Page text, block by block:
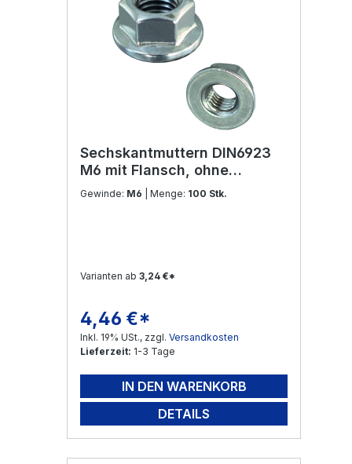
Sechskantmuttern DIN6923
M6 mit Flansch, ohne
Sperrverzahnung Edelstahl
Gewinde: M6 | Menge: 100 Stk.
Varianten ab 3,24 €*
Regulärer Preis:
4,46 €*
Inkl. 19% USt., zzgl. Versandkosten
Lieferzeit: 1-3 Tage
IN DEN WARENKORB
DETAILS